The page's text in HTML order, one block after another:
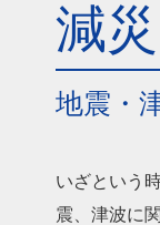
減
地震・
いざという
震、津波に